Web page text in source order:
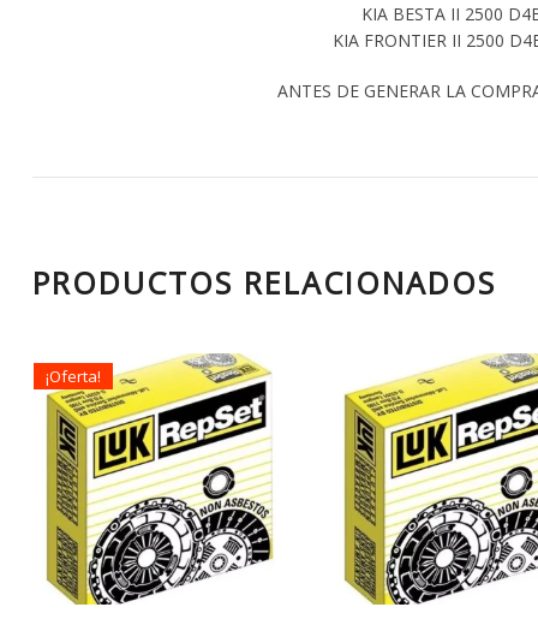
KIA BESTA II 2500
KIA FRONTIER II 2500
ANTES DE GENERAR LA
PRODUCTOS RELACIONADOS
¡Oferta!